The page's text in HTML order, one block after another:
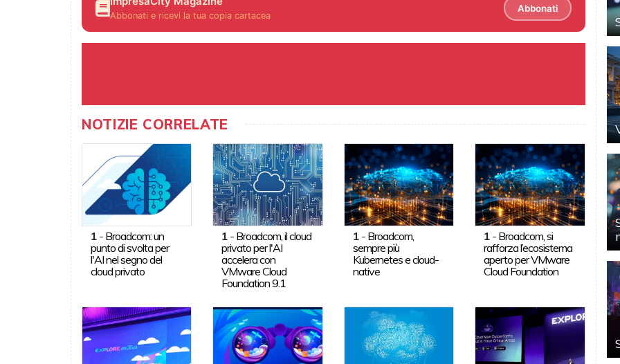
Abbonati e ricevi la tua copia cartacea
Abbonati
NOTIZIE CORRELATE
1- Broadcom: un
punto di svolta per
l'AI nel segno del
cloud privato
1 - Broadcom, il cloud
privato per l'AI
accelera con
VMware Cloud
Foundation 9.1
1- Broadcom,
sempre più
Kubernetes e cloud-
native
1 - Broadcom, si
rafforza l’ecosistema
aperto per VMware
Cloud Foundation